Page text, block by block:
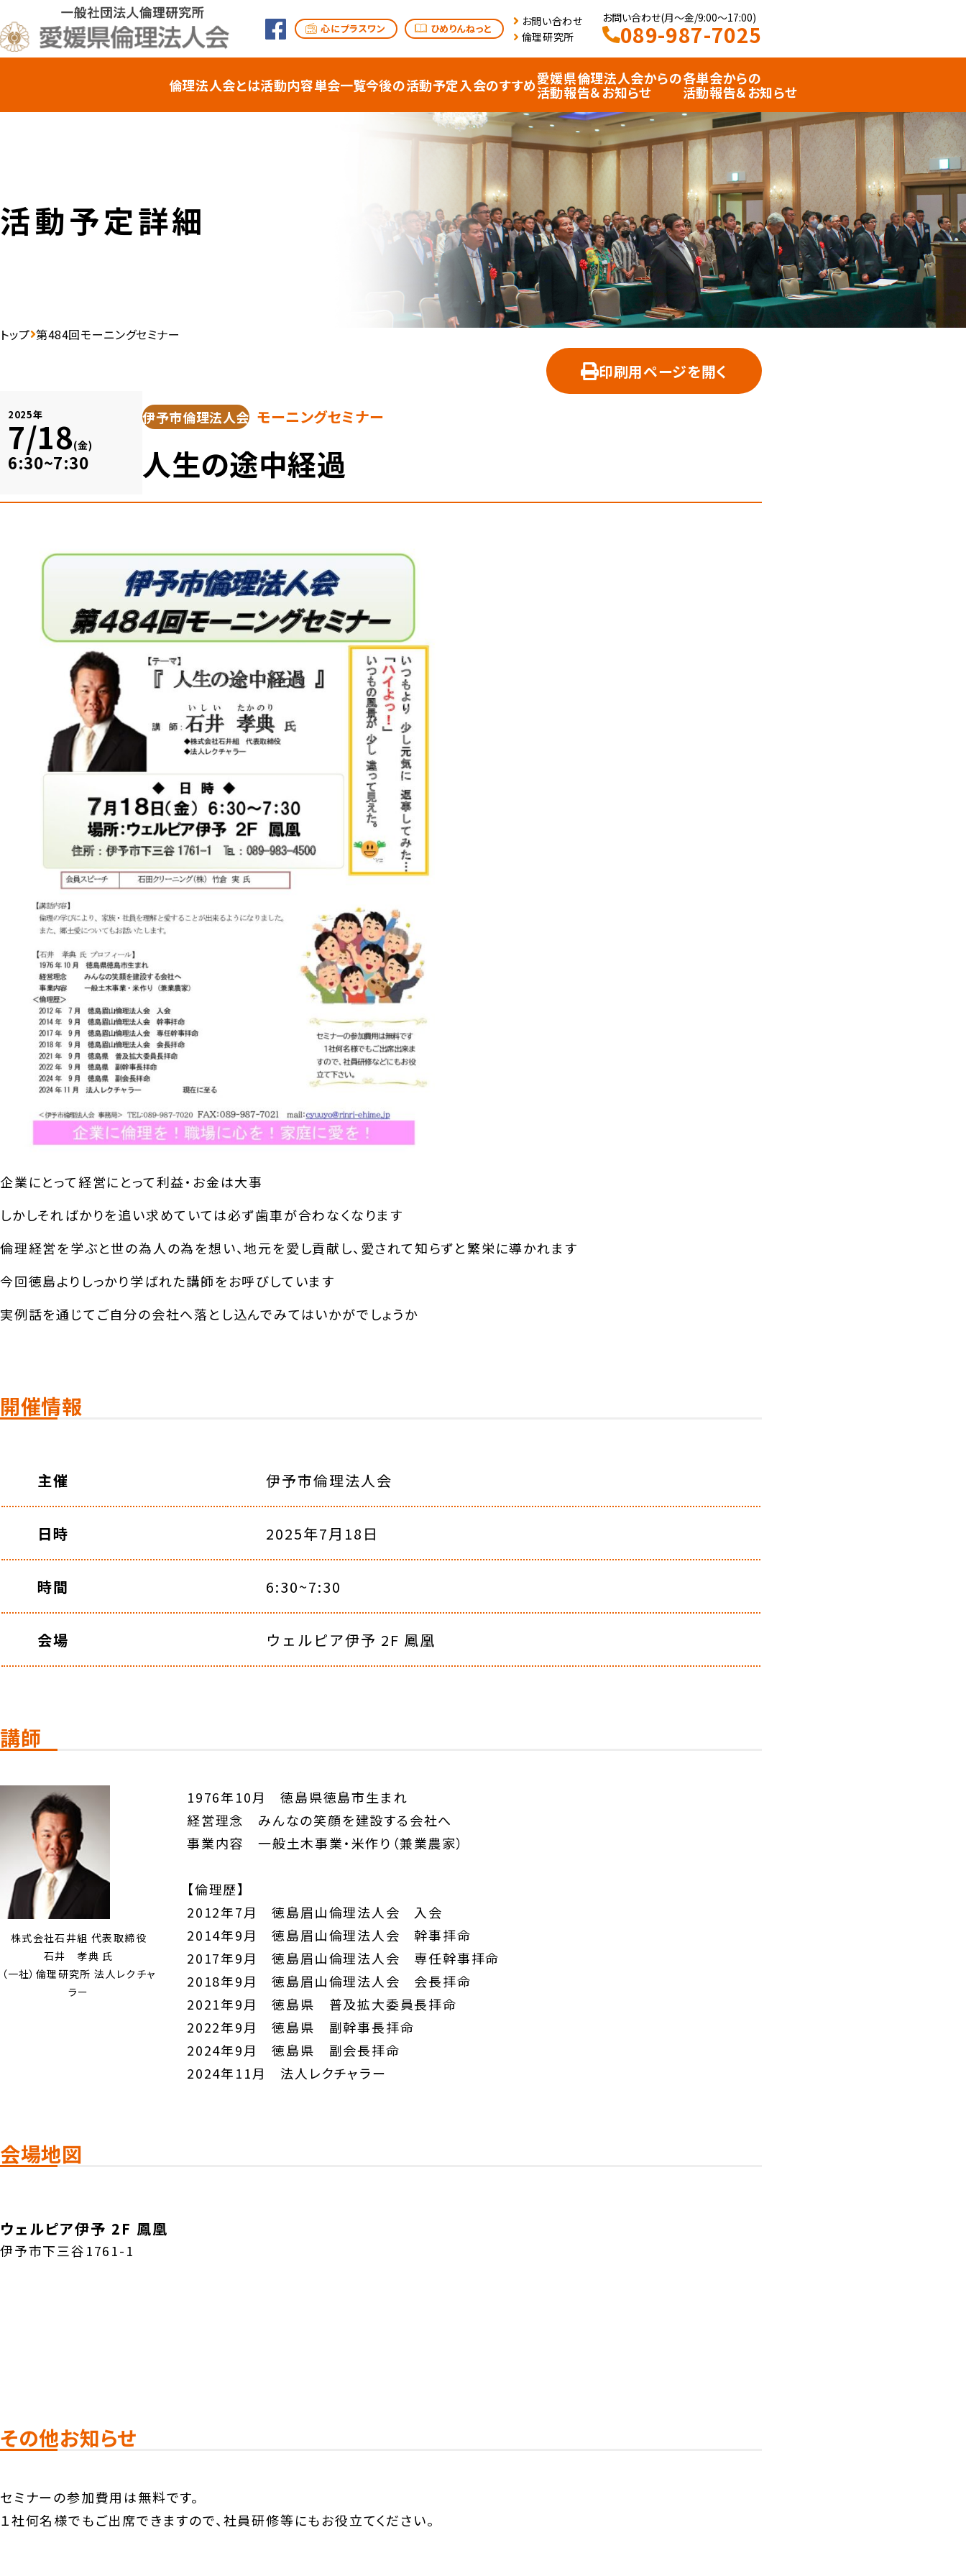
心にプラスワン ひめりんねっと
お問い合わせ
倫理研究所
お問い合わせ(月〜金/9:00〜17:00)
089-987-7025
倫理法⼈会とは活動内容単会⼀覧今後の活動予定⼊会のすすめ愛媛県倫理法人会からの
活動報告＆お知らせ
各単会からの
活動報告＆お知らせ
活動予定詳細
トップ 第484回モーニングセミナー
印刷用ページを開く
2025年
7/18(金)
6:30~7:30
伊予市倫理法人会 モーニングセミナー
人生の途中経過
企業にとって経営にとって利益・お金は大事
しかしそればかりを追い求めていては必ず歯車が合わなくなります
倫理経営を学ぶと世の為人の為を想い、地元を愛し貢献し、愛されて知らずと繁栄に導かれます
今回徳島よりしっかり学ばれた講師をお呼びしています
実例話を通じてご自分の会社へ落とし込んでみてはいかがでしょうか
開催情報
主催 伊予市倫理法人会
日時 2025年7月18日
時間 6:30~7:30
会場 ウェルピア伊予 2F 鳳凰
講師
株式会社石井組 代表取締役
石井 孝典 氏
（一社）倫理研究所 法人レクチャ
ラー
1976年10月 徳島県徳島市生まれ
経営理念 みんなの笑顔を建設する会社へ
事業内容 一般土木事業・米作り（兼業農家）
【倫理歴】
2012年7月 徳島眉山倫理法人会 入会
2014年9月 徳島眉山倫理法人会 幹事拝命
2017年9月 徳島眉山倫理法人会 専任幹事拝命
2018年9月 徳島眉山倫理法人会 会長拝命
2021年9月 徳島県 普及拡大委員長拝命
2022年9月 徳島県 副幹事長拝命
2024年9月 徳島県 副会長拝命
2024年11月 法人レクチャラー
会場地図
ウェルピア伊予 2F 鳳凰
伊予市下三谷1761-1
その他お知らせ
セミナーの参加費用は無料です。
１社何名様でもご出席できますので、社員研修等にもお役立てください。